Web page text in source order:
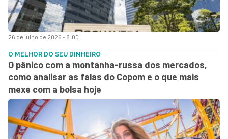
26 de julho de 2026 - 8:00
O MELHOR DO SEU DINHEIRO
O pânico com a montanha-russa dos mercados,
como analisar as falas do Copom e o que mais
mexe com a bolsa hoje